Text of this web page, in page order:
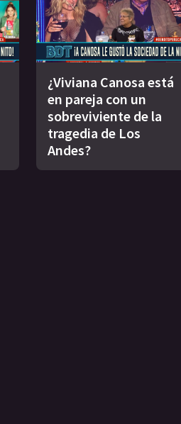
¿Viviana Canosa está
en pareja con un
sobreviviente de la
tragedia de Los
Andes?